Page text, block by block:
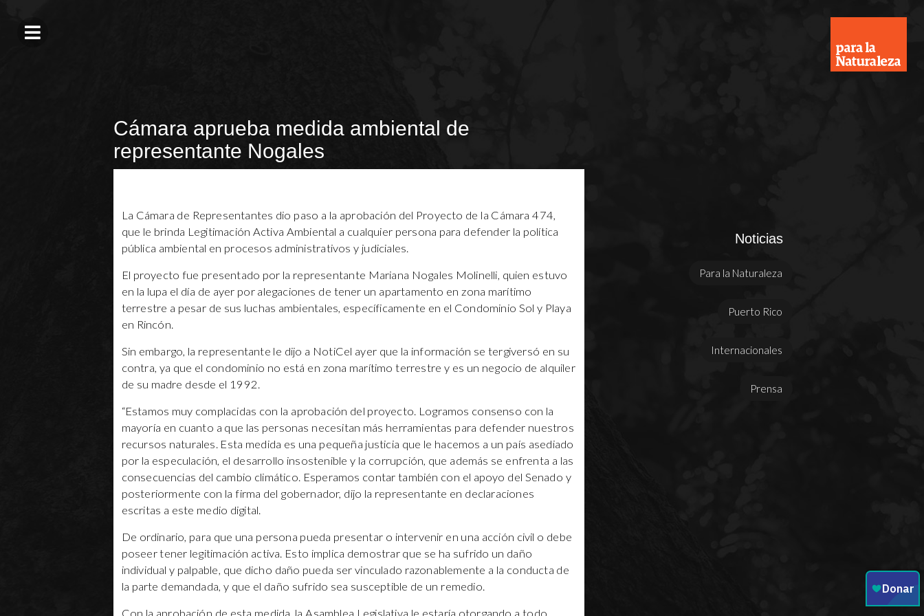
Cámara aprueba medida ambiental de
representante Nogales
La Cámara de Representantes dio paso a la aprobación del Proyecto de la Cámara 474,
que le brinda Legitimación Activa Ambiental a cualquier persona para defender la política
pública ambiental en procesos administrativos y judiciales.
El proyecto fue presentado por la representante Mariana Nogales Molinelli, quien estuvo
en la lupa el día de ayer por alegaciones de tener un apartamento en zona marítimo
terrestre a pesar de sus luchas ambientales, específicamente en el Condominio Sol y Playa
en Rincón.
Sin embargo, la representante le dijo a NotiCel ayer que la información se tergiversó en su
contra, ya que el condominio no está en zona marítimo terrestre y es un negocio de alquiler
de su madre desde el 1992.
“Estamos muy complacidas con la aprobación del proyecto. Logramos consenso con la
mayoría en cuanto a que las personas necesitan más herramientas para defender nuestros
recursos naturales. Esta medida es una pequeña justicia que le hacemos a un país asediado
por la especulación, el desarrollo insostenible y la corrupción, que además se enfrenta a las
consecuencias del cambio climático. Esperamos contar también con el apoyo del Senado y
posteriormente con la firma del gobernador, dijo la representante en declaraciones
escritas a este medio digital.
De ordinario, para que una persona pueda presentar o intervenir en una acción civil o debe
poseer tener legitimación activa. Esto implica demostrar que se ha sufrido un daño
individual y palpable, que dicho daño pueda ser vinculado razonablemente a la conducta de
la parte demandada, y que el daño sufrido sea susceptible de un remedio.
Con la aprobación de esta medida, la Asamblea Legislativa le estaría otorgando a todo
Noticias
Para la Naturaleza
Puerto Rico
Internacionales
Prensa